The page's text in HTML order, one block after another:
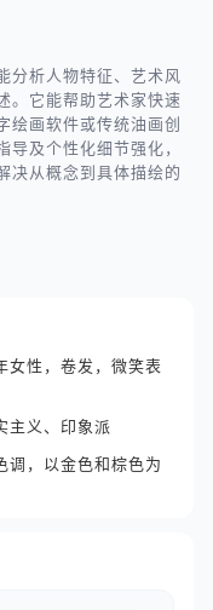
分析人物特征、艺术风
。它能帮助艺术家快速
绘画软件或传统油画创
及个性化细节强化，
决从概念到具体描绘的
女性，卷发，微笑表
主义、印象派
调，以金色和棕色为